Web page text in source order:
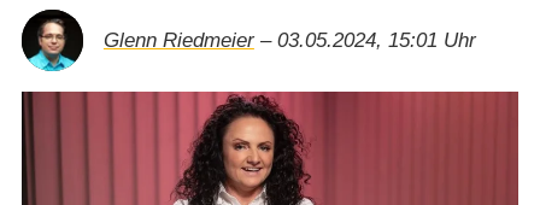
Glenn Riedmeier– 03.05.2024, 15:01 Uhr